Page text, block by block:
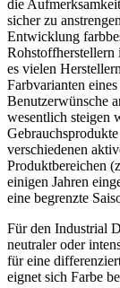
die
sicher zu
Entwicklung
Rohstoffherstellern
es vielen
Farbvarianten
Benutzerwünsche
wesentlich steigen
verschiedenen
Produktbereichen
einigen Jahren
eine begrenzte
Für den Industrial
neutraler oder
für eine
eignet sich Farbe